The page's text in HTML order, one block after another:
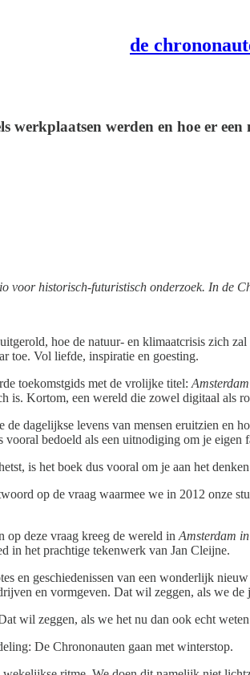
de
werden en hoe er
historisch-futuristisch onderzoek. In de
hoe de natuur- en klimaatcrisis zich
toe. Vol liefde, inspiratie en goesting.
toekomstgids met de vrolijke titel:
is. Kortom, een wereld die zowel digitaal als
dagelijkse levens van mensen eruitzien en
bedoeld als een uitnodiging om je eigen
is het boek dus vooral om je aan het denken
op de vraag waarmee we in 2012 onze
op deze vraag kreeg de wereld in Amsterdam
in het prachtige tekenwerk van Jan Cleijne.
en geschiedenissen van een wonderlijk
en vormgeven. Dat wil zeggen, als we de
wil zeggen, als we het nu dan ook echt
De Chrononauten gaan met winterstop.